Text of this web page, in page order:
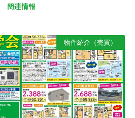
関連情報
物件紹介（売買）